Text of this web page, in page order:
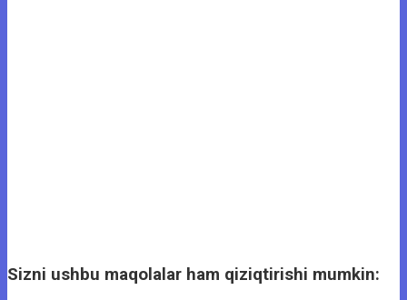
Sizni ushbu maqolalar ham qiziqtirishi mumkin: